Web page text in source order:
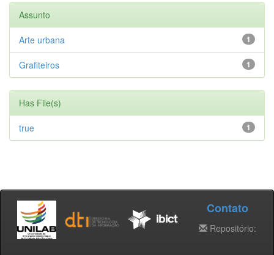
Assunto
1
Arte urbana
1
Grafiteiros
Has File(s)
1
true
Contato
Repositório: